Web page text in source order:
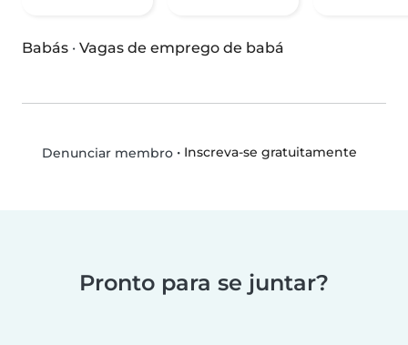
Babás · Vagas de emprego de babá
Denunciar membro• Inscreva-se gratuitamente
Pronto para se juntar?